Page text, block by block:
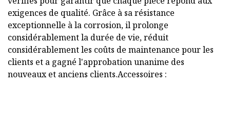
exigences de qualité. Grâce à sa résistance
exceptionnelle à la corrosion, il prolonge
considérablement la durée de vie, réduit
considérablement les coûts de maintenance pour les
clients et a gagné l'approbation unanime des
nouveaux et anciens clients.Accessoires :